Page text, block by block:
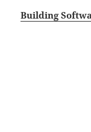
Building